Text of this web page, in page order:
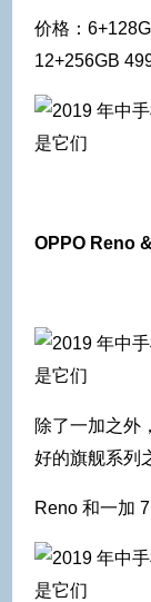
价格：
12+256GB
OPPO Reno
除了一加之外
好的旗舰系列
Reno 和一加